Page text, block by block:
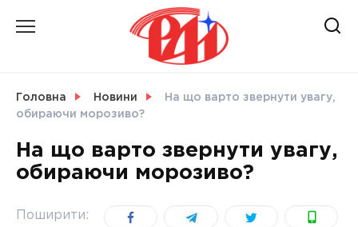
УКРАЇНА
Головна Новини
На що варто звернути увагу,
обираючи морозиво?
На що варто звернути увагу,
обираючи морозиво?
Поширити: